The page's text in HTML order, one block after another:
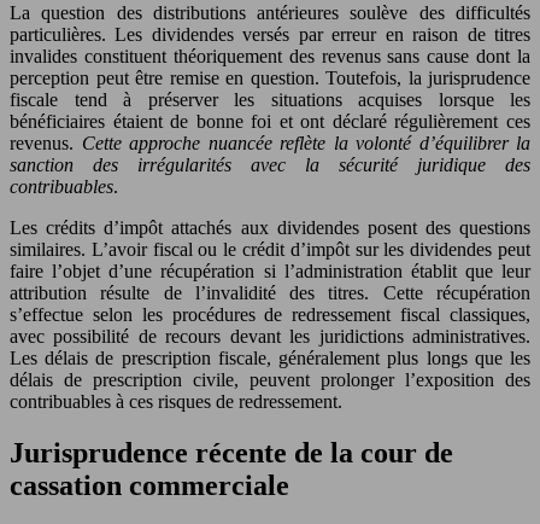
La question des distributions antérieures soulève des difficultés
particulières. Les dividendes versés par erreur en raison de titres
invalides constituent théoriquement des revenus sans cause dont la
perception peut être remise en question. Toutefois, la jurisprudence
fiscale tend à préserver les situations acquises lorsque les
bénéficiaires étaient de bonne foi et ont déclaré régulièrement ces
revenus. Cette approche nuancée reflète la volonté d’équilibrer la
sanction des irrégularités avec la sécurité juridique des
contribuables.
Les crédits d’impôt attachés aux dividendes posent des questions
similaires. L’avoir fiscal ou le crédit d’impôt sur les dividendes peut
faire l’objet d’une récupération si l’administration établit que leur
attribution résulte de l’invalidité des titres. Cette récupération
s’effectue selon les procédures de redressement fiscal classiques,
avec possibilité de recours devant les juridictions administratives.
Les délais de prescription fiscale, généralement plus longs que les
délais de prescription civile, peuvent prolonger l’exposition des
contribuables à ces risques de redressement.
Jurisprudence récente de la cour de
cassation commerciale